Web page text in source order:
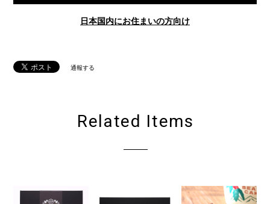
日本国内にお住まいの方向け
通報する
Related Items